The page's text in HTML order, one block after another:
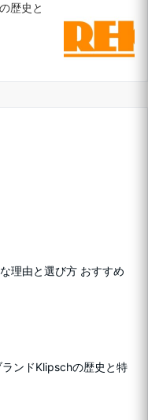
歴史と
理由と選び方 おすすめ
ンドKlipschの歴史と特